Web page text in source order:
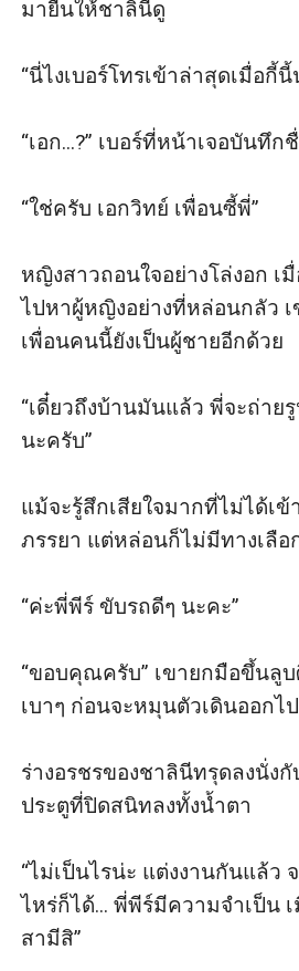
มายื่นให้ชาลินีดู
“นี่ไงเบอร์โทรเข้าล่าสุดเมื่อกี้นี้
“เอก...?” เบอร์ที่หน้าเจอบันทึก
“ใช่ครับ เอกวิทย์ เพื่อนซี้พี่”
หญิงสาวถอนใจอย่างโล่งอก เ
ไปหาผู้หญิงอย่างที่หล่อนกลัว
เพื่อนคนนี้ยังเป็นผู้ชายอีกด้วย
“เดี๋ยวถึงบ้านมันแล้ว พี่จะถ่าย
นะครับ”
แม้จะรู้สึกเสียใจมากที่ไม่ได้เ
ภรรยา แต่หล่อนก็ไม่มีทางเลือ
“ค่ะพี่พีร์ ขับรถดีๆ นะคะ”
“ขอบคุณครับ” เขายกมือขึ้นลู
เบาๆ ก่อนจะหมุนตัวเดินออกไ
ร่างอรชรของชาลินีทรุดลงนั่ง
ประตูที่ปิดสนิทลงทั้งน้ำตา
“ไม่เป็นไรน่ะ แต่งงานกันแล้ว
ไหร่ก็ได้... พี่พีร์มีความจำเป็น
สามีสิ”